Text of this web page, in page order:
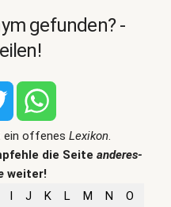
gefunden? -
offenes Lexikon.
die Seite anderes-
weiter!
I J K L M N
O